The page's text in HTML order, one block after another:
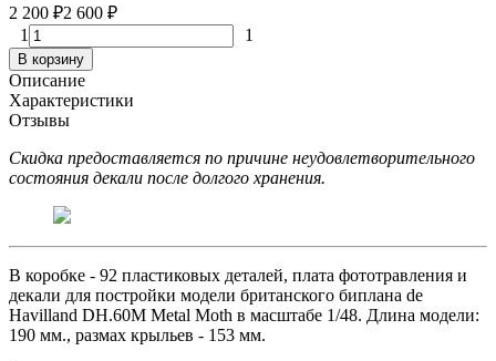
2 200 ₽2 600 ₽
1
1
В корзину
Описание
Характеристики
Отзывы
Скидка предоставляется по причине неудовлетворительного
состояния декали после долгого хранения.
В коробке - 92 пластиковых деталей, плата фототравления и
декали для постройки модели британского биплана de
Havilland DH.60M Metal Moth в масштабе 1/48. Длина модели:
190 мм., размах крыльев - 153 мм.